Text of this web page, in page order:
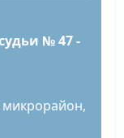
№ 47 -
микрорайон,